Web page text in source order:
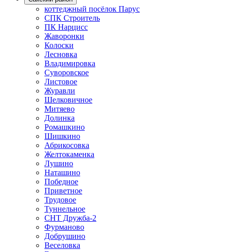
коттеджный посёлок Парус
СПК Строитель
ПК Нарцисс
Жаворонки
Колоски
Лесновка
Владимировка
Суворовское
Листовое
Журавли
Шелковичное
Митяево
Долинка
Ромашкино
Шишкино
Абрикосовка
Желтокаменка
Лушино
Наташино
Победное
Приветное
Трудовое
Туннельное
СНТ Дружба-2
Фурманово
Добрушино
Веселовка